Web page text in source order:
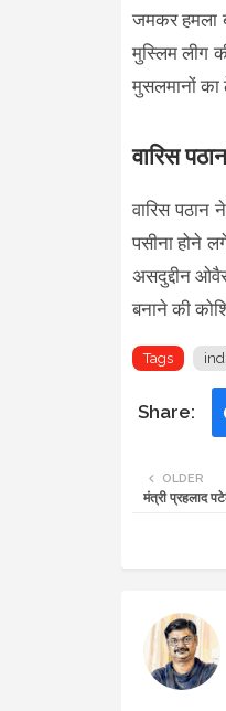
जमकर हमला
मुस्लिम लीग
मुसलमानों का
वारिस
वारिस
पसीना होने
असदुद्दीन
बनाने की
Tags
OLDER
मंत्री प्रहलाद